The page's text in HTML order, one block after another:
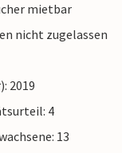
mietbar
nicht zugelassen
2019
4
13